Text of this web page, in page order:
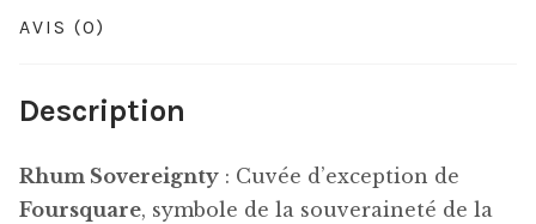
AVIS (0)
Description
Rhum Sovereignty : Cuvée d’exception de
Foursquare, symbole de la souveraineté de la